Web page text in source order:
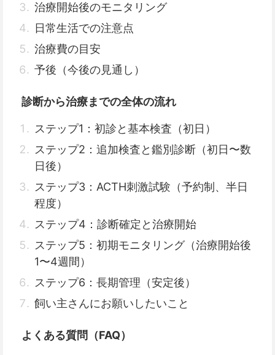
治療開始後のモニタリング
日常生活での注意点
治療費の目安
予後（今後の見通し）
診断から治療までの全体の流れ
ステップ1：初診と基本検査（初日）
ステップ2：追加検査と鑑別診断（初日〜数
日後）
ステップ3：ACTH刺激試験（予約制、半日
程度）
ステップ4：診断確定と治療開始
ステップ5：初期モニタリング（治療開始後
1〜4週間）
ステップ6：長期管理（安定後）
飼い主さんにお願いしたいこと
よくある質問（FAQ）